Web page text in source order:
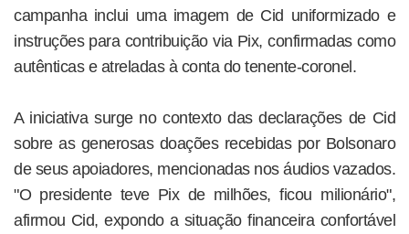
campanha inclui uma imagem de Cid uniformizado e
instruções para contribuição via Pix, confirmadas como
autênticas e atreladas à conta do tenente-coronel.
A iniciativa surge no contexto das declarações de Cid
sobre as generosas doações recebidas por Bolsonaro
de seus apoiadores, mencionadas nos áudios vazados.
"O presidente teve Pix de milhões, ficou milionário",
afirmou Cid, expondo a situação financeira confortável